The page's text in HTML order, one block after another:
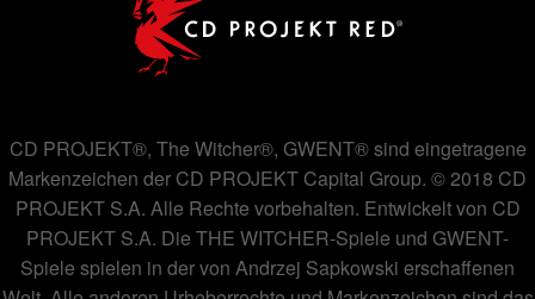
CD PROJEKT®, The Witcher®, GWENT® sind eingetragene
Markenzeichen der CD PROJEKT Capital Group. © 2018 CD
PROJEKT S.A. Alle Rechte vorbehalten. Entwickelt von CD
PROJEKT S.A. Die THE WITCHER-Spiele und GWENT-
Spiele spielen in der von Andrzej Sapkowski erschaffenen